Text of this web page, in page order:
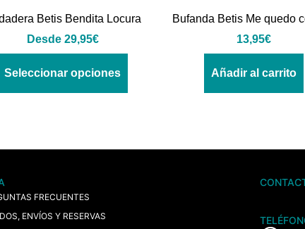
Betis Bendita Locura
Desde 29,95€
Seleccionar opciones
Bufanda Betis Me quedo
13,95€
Añadir al carrito
FRECUENTES
ENVÍOS Y RESERVAS